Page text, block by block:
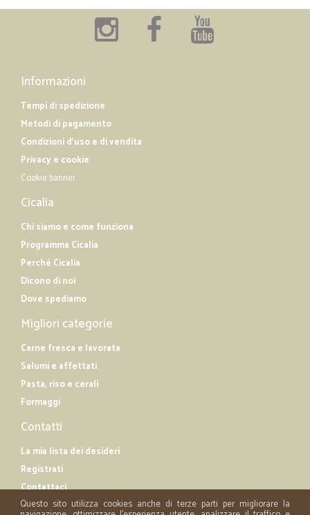
Informazioni
Tempi di spedizione
Metodi di pagamento
Condizioni d'uso e di vendita
Privacy e cookie
Cookie banner
Cicalia
Chi siamo e come funziona
Programma Cicalia
Perché Cicalia
Dicono di noi
Dove spediamo
Migliori categorie
Carne fresca e lavorata
Salumi e affettati
Pasta, riso e cerali
Formaggi
Contatti
La mia lista dei desideri
Registrati
Contattaci
Questo sito utilizza cookies anche di terze parti per migliorare la